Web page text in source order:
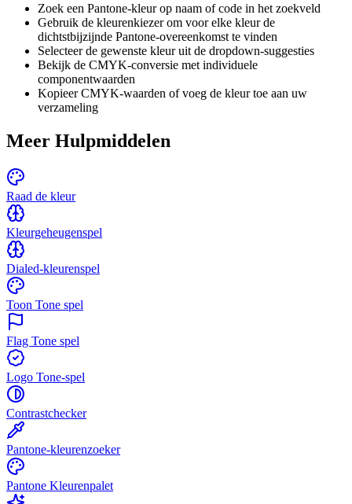
Zoek een Pantone-kleur op naam of code in het zoekveld
Gebruik de kleurenkiezer om voor elke kleur de
dichtstbijzijnde Pantone-overeenkomst te vinden
Selecteer de gewenste kleur uit de dropdown-suggesties
Bekijk de CMYK-conversie met individuele
componentwaarden
Kopieer CMYK-waarden of voeg de kleur toe aan uw
verzameling
Meer Hulpmiddelen
Raad de kleur
Kleurgeheugenspel
Dialed-kleurenspel
Toon Tone spel
Flag Tone spel
Logo Tone-spel
Contrastchecker
Pantone-kleurenzoeker
Pantone Kleurenpalet